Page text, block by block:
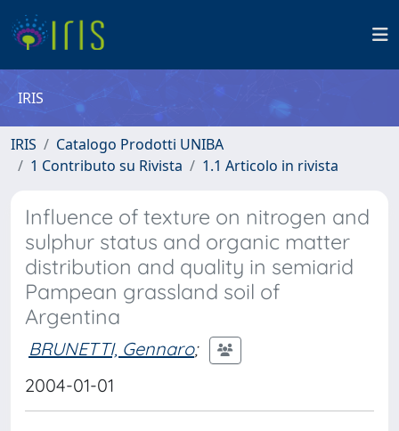
IRIS
IRIS
Catalogo Prodotti UNIBA
1 Contributo su Rivista
1.1 Articolo in rivista
Influence of texture on nitrogen and
sulphur status and organic matter
distribution and quality in semiarid
Pampean grassland soil of
Argentina
BRUNETTI, Gennaro;
2004-01-01